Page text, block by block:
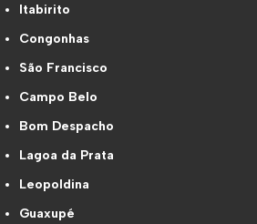
Itabirito
Congonhas
São Francisco
Campo Belo
Bom Despacho
Lagoa da Prata
Leopoldina
Guaxupé